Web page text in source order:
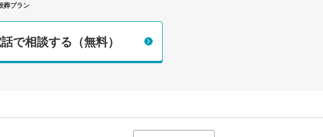
葬プラン
で相談する（無料）